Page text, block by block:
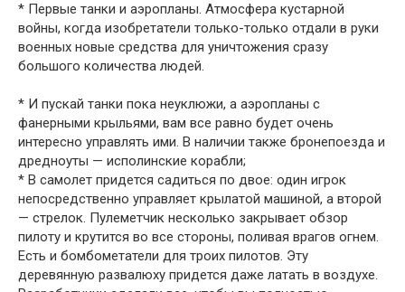
* Первые танки и аэропланы. Атмосфера кустарной
войны, когда изобретатели только-только отдали в руки
военных новые средства для уничтожения сразу
большого количества людей.
* И пускай танки пока неуклюжи, а аэропланы с
фанерными крыльями, вам все равно будет очень
интересно управлять ими. В наличии также бронепоезда и
дредноуты — исполинские корабли;
* В самолет придется садиться по двое: один игрок
непосредственно управляет крылатой машиной, а второй
— стрелок. Пулеметчик несколько закрывает обзор
пилоту и крутится во все стороны, поливая врагов огнем.
Есть и бомбометатели для троих пилотов. Эту
деревянную развалюху придется даже латать в воздухе.